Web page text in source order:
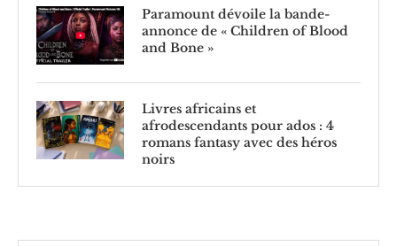
Paramount dévoile la bande-
annonce de « Children of Blood
and Bone »
Livres africains et
afrodescendants pour ados : 4
romans fantasy avec des héros
noirs